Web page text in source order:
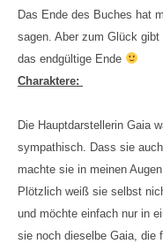
Das Ende des Buches hat
sagen. Aber zum Glück
das endgültige Ende
Charaktere:
Die Hauptdarstellerin Gaia
sympathisch. Dass sie
machte sie in meinen
Plötzlich weiß sie selbst
und möchte einfach nur in
sie noch dieselbe Gaia, die